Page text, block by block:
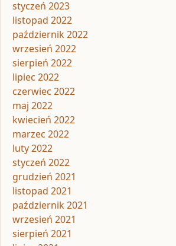
styczeń 2023
listopad 2022
październik 2022
wrzesień 2022
sierpień 2022
lipiec 2022
czerwiec 2022
maj 2022
kwiecień 2022
marzec 2022
luty 2022
styczeń 2022
grudzień 2021
listopad 2021
październik 2021
wrzesień 2021
sierpień 2021